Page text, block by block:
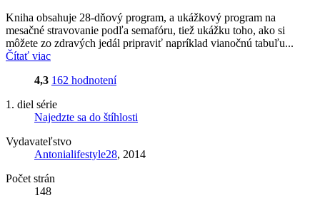
Kniha obsahuje 28-dňový program, a ukážkový program na
mesačné stravovanie podľa semafóru, tiež ukážku toho, ako si
môžete zo zdravých jedál pripraviť napríklad vianočnú tabuľu...
Čítať viac
4,3 162 hodnotení
1. diel série
Najedzte sa do štíhlosti
Vydavateľstvo
Antonialifestyle28, 2014
Počet strán
148